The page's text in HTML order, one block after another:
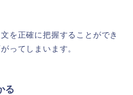
を正確に把握することができ
ってしまいます。
る